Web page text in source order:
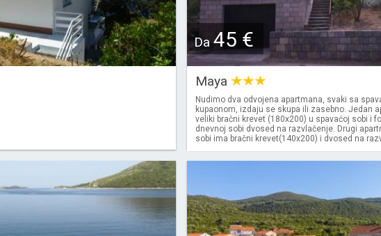
Da 45 €
Maya
Nudimo dva odvojena apartmana, svaki sa
kupaonom, izdaju se skupa ili zasebno. Jedan
veliki bračni krevet (180x200) u spavaćoj sobi i
dnevnoj sobi dvosed na razvlačenje. Drugi
sobi ima bračni krevet(140x200) i dvosed na